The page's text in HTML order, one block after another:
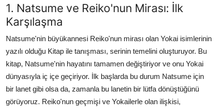
1. Natsume ve Reiko'nun Mirası: İlk
Karşılaşma
Natsume'nin büyükannesi Reiko'nun mirası olan Yokai isimlerinin
yazılı olduğu Kitap ile tanışması, serinin temelini oluşturuyor. Bu
kitap, Natsume'nin hayatını tamamen değiştiriyor ve onu Yokai
dünyasıyla iç içe geçiriyor. İlk başlarda bu durum Natsume için
bir lanet gibi olsa da, zamanla bu lanetin bir lütfa dönüştüğünü
görüyoruz. Reiko'nun geçmişi ve Yokailerle olan ilişkisi,